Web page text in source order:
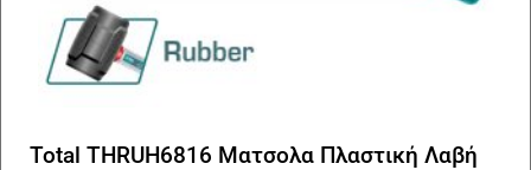
Total THRUH6816 Ματσολα Πλαστική Λαβή